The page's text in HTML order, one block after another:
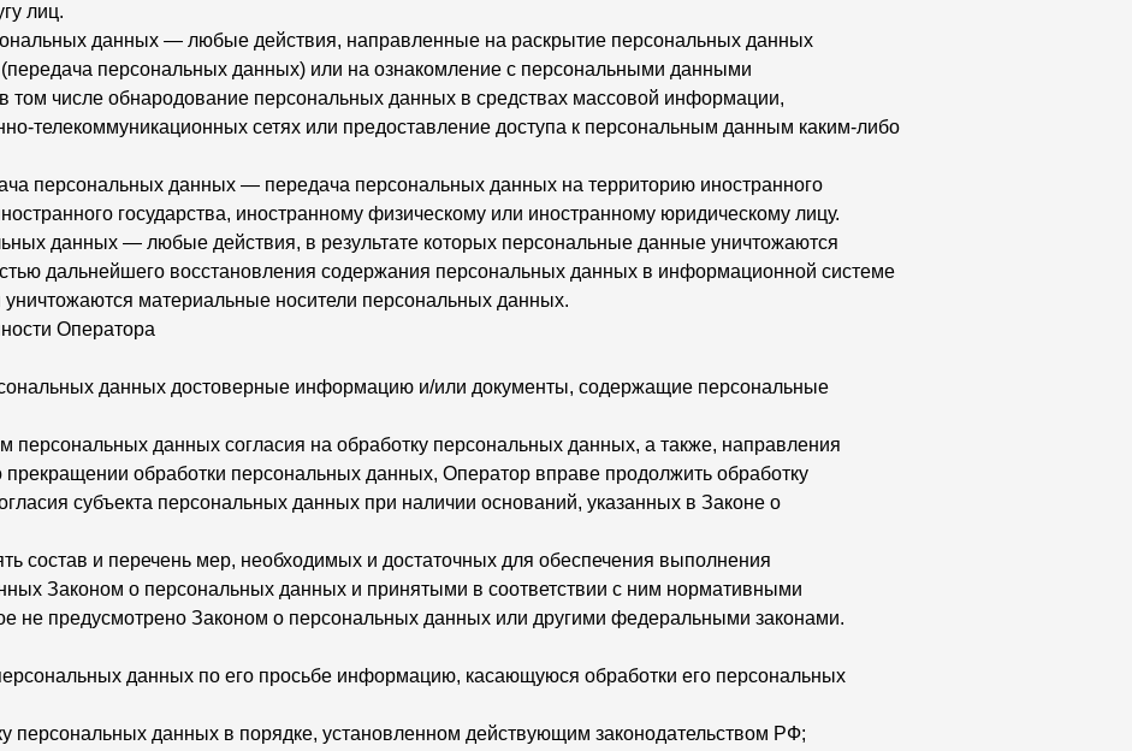
лиц.
данных — любые действия, направленные на раскрытие персональных данных
(передача персональных данных) или на ознакомление с персональными данными
в том числе обнародование персональных данных в средствах массовой информации,
телекоммуникационных сетях или предоставление доступа к персональным данным каким-либо
персональных данных — передача персональных данных на территорию иностранного
государства, иностранному физическому или иностранному юридическому лицу.
данных — любые действия, в результате которых персональные данные уничтожаются
дальнейшего восстановления содержания персональных данных в информационной системе
материальные носители персональных данных.
Оператора
данных достоверные информацию и/или документы, содержащие персональные
персональных данных согласия на обработку персональных данных, а также, направления
обработки персональных данных, Оператор вправе продолжить обработку
субъекта персональных данных при наличии оснований, указанных в Законе о
состав и перечень мер, необходимых и достаточных для обеспечения выполнения
Законом о персональных данных и принятыми в соответствии с ним нормативными
не предусмотрено Законом о персональных данных или другими федеральными законами.
данных по его просьбе информацию, касающуюся обработки его персональных
персональных данных в порядке, установленном действующим законодательством РФ;